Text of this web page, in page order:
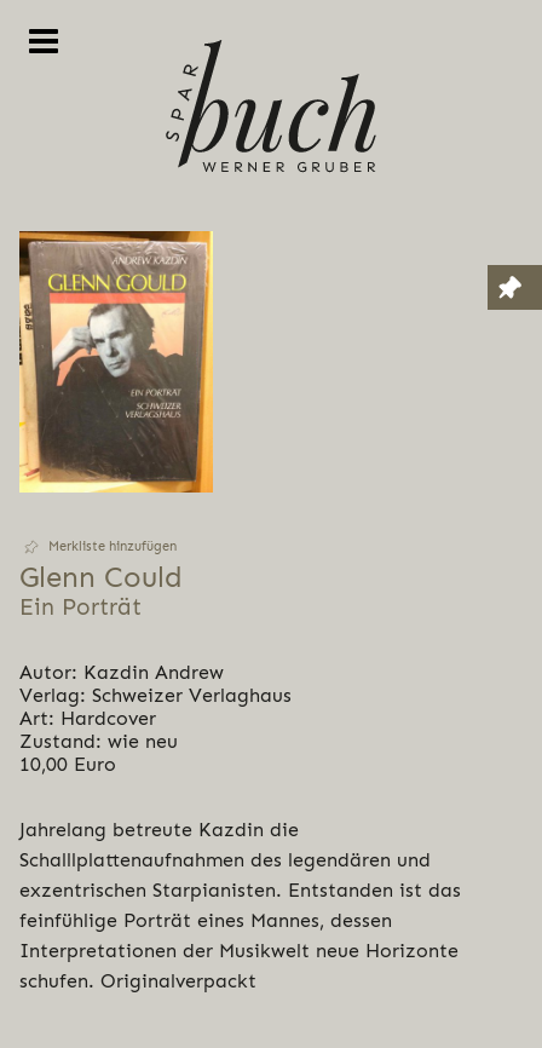
Merkliste hinzufügen
Glenn Could
Ein Porträt
Autor: Kazdin Andrew
Verlag: Schweizer Verlaghaus
Art: Hardcover
Zustand: wie neu
10,00 Euro
Jahrelang betreute Kazdin die
Schalllplattenaufnahmen des legendären und
exzentrischen Starpianisten. Entstanden ist das
feinfühlige Porträt eines Mannes, dessen
Interpretationen der Musikwelt neue Horizonte
schufen. Originalverpackt